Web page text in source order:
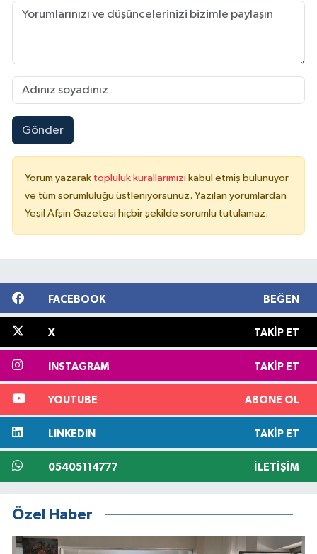
Gönder
Yorum yazarak topluluk kurallarımızı kabul etmiş bulunuyor
ve tüm sorumluluğu üstleniyorsunuz. Yazılan yorumlardan
Yeşil Afşin Gazetesi hiçbir şekilde sorumlu tutulamaz.
FACEBOOK BEĞEN
X TAKIP ET
INSTAGRAM TAKIP ET
YOUTUBE ABONE OL
LINKEDIN TAKIP ET
05405114777 İLETIŞIM
Özel Haber